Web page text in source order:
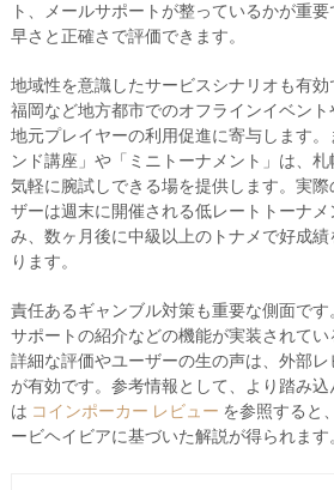
ト、メールサポートが整っているかが重
早さと正確さで評価できます。
地域性を意識したサービスシナリオも有
福岡など地方都市でのオフラインイベント
地元プレイヤーの利用促進に寄与します
ンド講座」や「ミニトーナメント」は、
気軽に腕試しできる場を提供します。実
ザーは週末に開催される低レートトーナ
み、数ヶ月後に中級以上のトナメで好成
ります。
責任あるギャンブル対策も重要な側面です
サポートの紹介などの機能が実装されてい
詳細な評価やユーザーの生の声は、外部
が有効です。参考情報として、より踏み
は コインポーカー レビュー を参照すると
ービヘイビアに基づいた解説が得られます